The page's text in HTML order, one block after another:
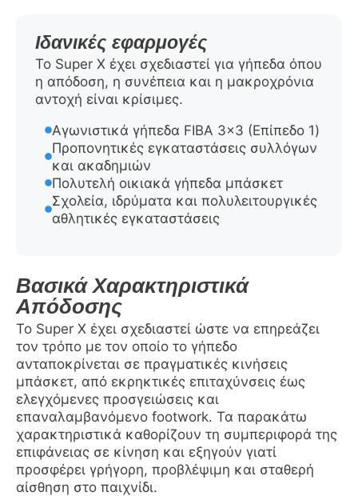
Ιδανικές εφαρμογές
Το Super X έχει σχεδιαστεί για γήπεδα όπου
η απόδοση, η συνέπεια και η μακροχρόνια
αντοχή είναι κρίσιμες.
Αγωνιστικά γήπεδα FIBA 3×3 (Επίπεδο 1)
Προπονητικές εγκαταστάσεις συλλόγων
και ακαδημιών
Πολυτελή οικιακά γήπεδα μπάσκετ
Σχολεία, ιδρύματα και πολυλειτουργικές
αθλητικές εγκαταστάσεις
Βασικά Χαρακτηριστικά
Απόδοσης
Το Super X έχει σχεδιαστεί ώστε να επηρεάζει
τον τρόπο με τον οποίο το γήπεδο
ανταποκρίνεται σε πραγματικές κινήσεις
μπάσκετ, από εκρηκτικές επιταχύνσεις έως
ελεγχόμενες προσγειώσεις και
επαναλαμβανόμενο footwork. Τα παρακάτω
χαρακτηριστικά καθορίζουν τη συμπεριφορά της
επιφάνειας σε κίνηση και εξηγούν γιατί
προσφέρει γρήγορη, προβλέψιμη και σταθερή
αίσθηση στο παιχνίδι.